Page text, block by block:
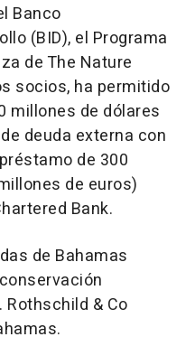
Banco
(BID), el Programa
de The Nature
socios, ha permitido
millones de dólares
deuda externa con
de 300
de euros)
Bank.
de Bahamas
& Co